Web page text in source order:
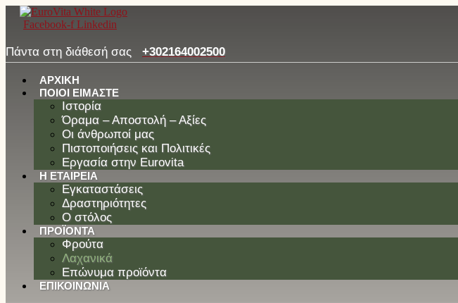
Facebook-f Linkedin
Πάντα στη διάθεσή σας +302164002500
ΑΡΧΙΚΉ
ΠΟΙΟΙ ΕΊΜΑΣΤΕ
Ιστορία
Όραμα – Αποστολή – Αξίες
Οι άνθρωποί μας
Πιστοποιήσεις και Πολιτικές
Εργασία στην Eurovita
Η ΕΤΑΙΡΕΊΑ
Εγκαταστάσεις
Δραστηριότητες
Ο στόλος
ΠΡΟΪΌΝΤΑ
Φρούτα
Λαχανικά
Επώνυμα προϊόντα
ΕΠΙΚΟΙΝΩΝΊΑ